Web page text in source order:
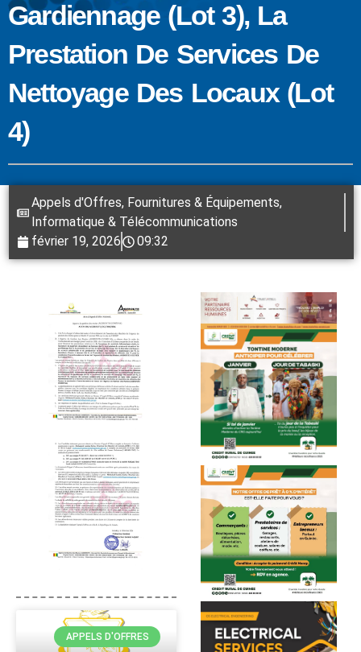
Gardiennage (lot 3), La
Prestation De Services De
Nettoyage Des Locaux (lot
4)
Appels d'Offres, Fournitures & Équipements,
Informatique & Télécommunications
février 19, 2026
09:32
APPELS D'OFFRES